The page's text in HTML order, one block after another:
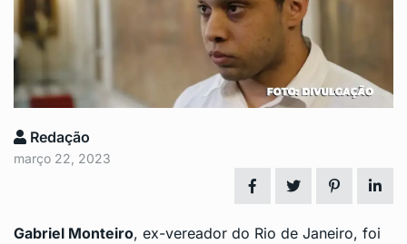
Redação
março 22, 2023
Gabriel Monteiro, ex-vereador do Rio de Janeiro, foi